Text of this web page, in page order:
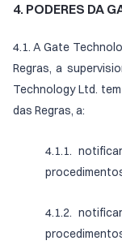
4. PODERES DA
4.1. A Gate
Regras, a
Technology Ltd.
das Regras, a:
4.1.1.
4.1.2.